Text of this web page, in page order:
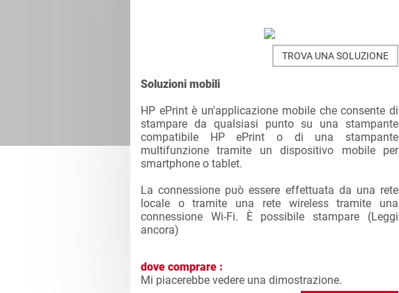
TROVA UNA SOLUZIONE
Soluzioni mobili
HP ePrint è un'applicazione mobile che consente di
stampare da qualsiasi punto su una stampante
compatibile HP ePrint o di una stampante
multifunzione tramite un dispositivo mobile per
smartphone o tablet.
La connessione può essere effettuata da una rete
locale o tramite una rete wireless tramite una
connessione Wi-Fi. È possibile stampare (Leggi
ancora)
dove comprare :
Mi piacerebbe vedere una dimostrazione.